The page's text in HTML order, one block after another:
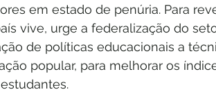
em estado de penúria. Para
vive, urge a federalização do
de políticas educacionais a
popular, para melhorar os